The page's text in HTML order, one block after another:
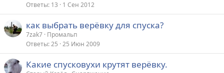
Ответы 13 1 Сен 2012
как выбрать верёвку для спуска?
7zak7 Промальп
Ответы 25 25 Июн 2009
Какие спусковухи крутят верёвку.